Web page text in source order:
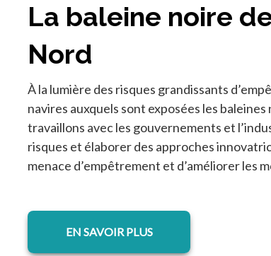
La baleine noire
Nord
À la lumière des risques grandissants
navires auxquels sont exposées les
travaillons avec les gouvernements et
risques et élaborer des approches
menace d’empêtrement et d’améliorer les
EN SAVOIR PLUS
s’ouvre dans un nouvel onglet